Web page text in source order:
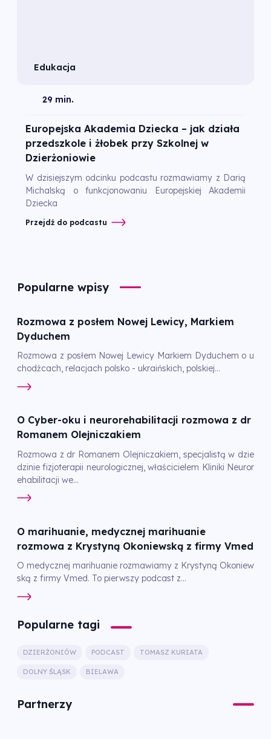
Edukacja
29 min.
Europejska Akademia Dziecka – jak działa
przedszkole i żłobek przy Szkolnej w
Dzierżoniowie
W dzisiejszym odcinku podcastu rozmawiamy z Darią
Michalską o funkcjonowaniu Europejskiej Akademii
Dziecka
Przejdź do podcastu
Popularne wpisy
Rozmowa z posłem Nowej Lewicy, Markiem
Dyduchem
Rozmowa z posłem Nowej Lewicy Markiem Dyduchem o u
chodźcach, relacjach polsko - ukraińskich, polskiej...
O Cyber-oku i neurorehabilitacji rozmowa z dr
Romanem Olejniczakiem
Rozmowa z dr Romanem Olejniczakiem, specjalistą w dzie
dzinie fizjoterapii neurologicznej, właścicielem Kliniki Neuror
ehabilitacji we...
O marihuanie, medycznej marihuanie
rozmowa z Krystyną Okoniewską z firmy Vmed
O medycznej marihuanie rozmawiamy z Krystyną Okoniew
ską z firmy Vmed. To pierwszy podcast z...
Popularne tagi
DZIERŻONIÓW PODCAST TOMASZ KURIATA
DOLNY ŚLĄSK BIELAWA
Partnerzy